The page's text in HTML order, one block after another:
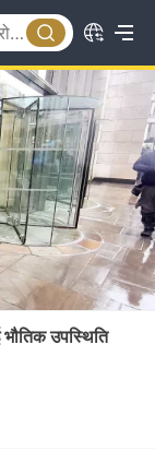
उपस्थिति